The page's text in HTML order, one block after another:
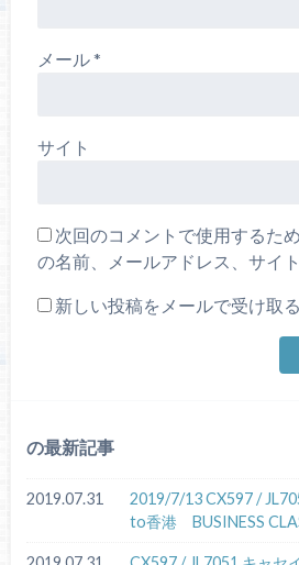
メール*
サイト
次回のコメントで使用するた
の名前、メールアドレス、サイ
新しい投稿をメールで受け取る
の最新記事
2019.07.31
2019/7/13 CX597 /
to香港 BUSINESS